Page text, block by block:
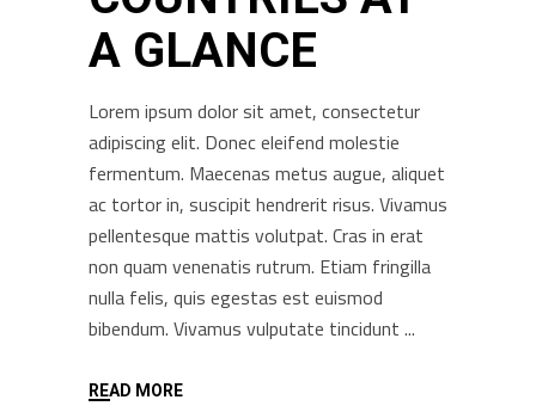
A GLANCE
Lorem ipsum dolor sit amet, consectetur
adipiscing elit. Donec eleifend molestie
fermentum. Maecenas metus augue, aliquet
ac tortor in, suscipit hendrerit risus. Vivamus
pellentesque mattis volutpat. Cras in erat
non quam venenatis rutrum. Etiam fringilla
nulla felis, quis egestas est euismod
bibendum. Vivamus vulputate tincidunt
READ MORE